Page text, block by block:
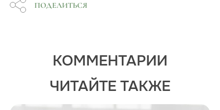
ПОДЕЛИТЬСЯ
КОММЕНТАРИИ
ЧИТАЙТЕ ТАКЖЕ